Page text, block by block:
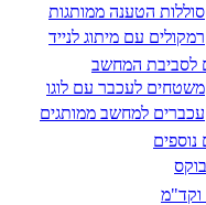
סוללות הטענה ממותגות
רמקולים עם מיתוג לנייד
לסביבת המחשב
משטחים לעכבר עם לוגו
עכברים למחשב ממותגים
נוספים
בוקס
וקד"מ